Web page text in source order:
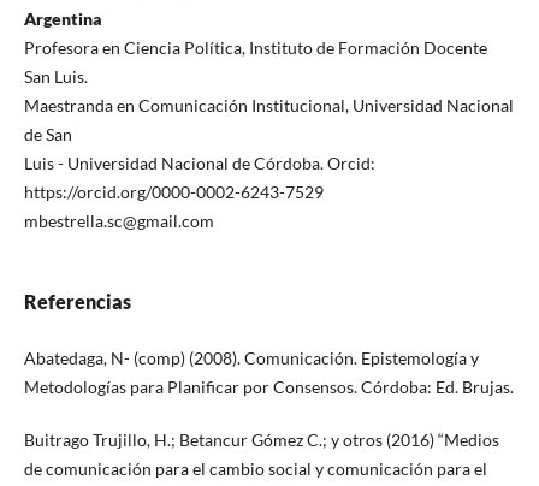
Argentina
Profesora en Ciencia Política, Instituto de Formación Docente
San Luis.
Maestranda en Comunicación Institucional, Universidad Nacional
de San
Luis - Universidad Nacional de Córdoba. Orcid:
https://orcid.org/0000-0002-6243-7529
mbestrella.sc@gmail.com
Referencias
Abatedaga, N- (comp) (2008). Comunicación. Epistemología y
Metodologías para Planificar por Consensos. Córdoba: Ed. Brujas.
Buitrago Trujillo, H.; Betancur Gómez C.; y otros (2016) “Medios
de comunicación para el cambio social y comunicación para el